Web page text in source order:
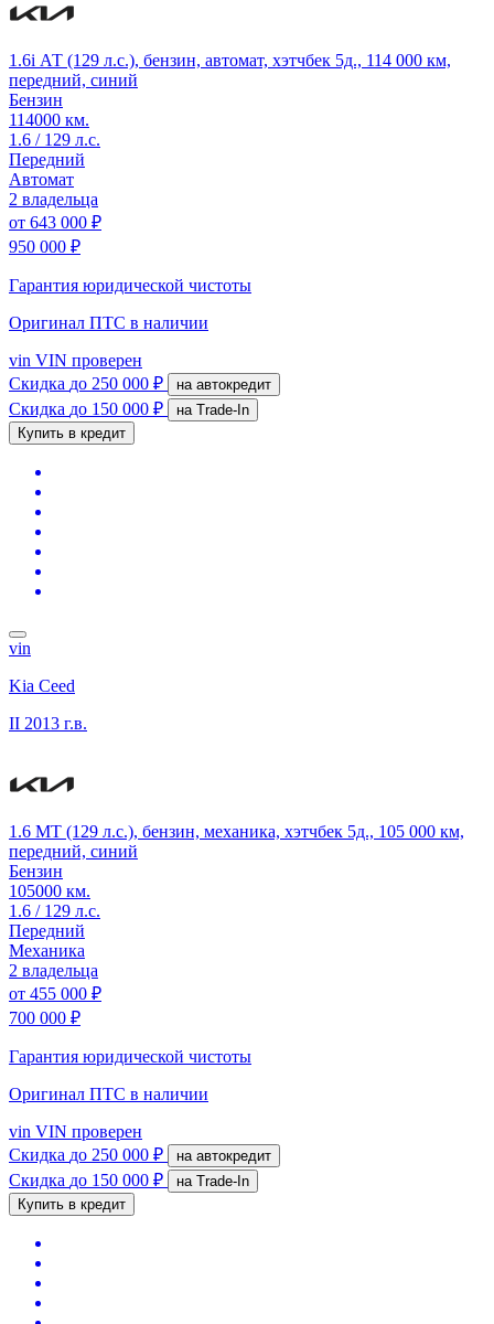
1.6i АТ (129 л.с.), бензин, автомат, хэтчбек 5д., 114 000 км,
передний, синий
Бензин
114000 км.
1.6 / 129 л.с.
Передний
Автомат
2 владельца
от 643 000 ₽
950 000 ₽
Гарантия юридической чистоты
Оригинал ПТС в наличии
vin VIN проверен
Скидка до 250 000 ₽ на автокредит
Скидка до 150 000 ₽
на Trade-In
Купить в кредит
vin
Kia Ceed
II 2013 г.в.
1.6 MT (129 л.с.), бензин, механика, хэтчбек 5д., 105 000 км,
передний, синий
Бензин
105000 км.
1.6 / 129 л.с.
Передний
Механика
2 владельца
от 455 000 ₽
700 000 ₽
Гарантия юридической чистоты
Оригинал ПТС в наличии
vin VIN проверен
Скидка до 250 000 ₽ на автокредит
Скидка до 150 000 ₽
на Trade-In
Купить в кредит